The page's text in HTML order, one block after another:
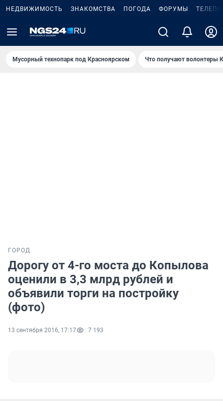
НЕДВИЖИМОСТЬ ЗНАКОМСТВА ПОГОДА ФОРУМЫ
Мусорный технопарк под Крaсноярском Что получают волонтеры
ГОРОД
Дорогу от 4-го моста до Копылова
оценили в 3,3 млрд рублей и
объявили торги на постройку
(фото)
13 сентября 2016, 17:17 7 193